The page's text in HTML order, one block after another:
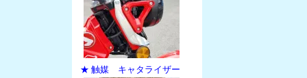
★ 触媒 キャタライザー